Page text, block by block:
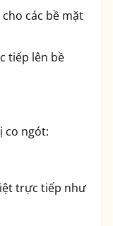
các bề mặt
tiếp lên bề
co ngót:
trực tiếp như